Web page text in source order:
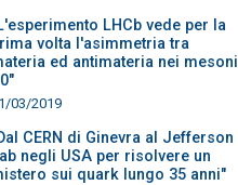
LHCb vede per la
volta l'asimmetria tra
ed antimateria nei mesoni
03/2019
CERN di Ginevra al Jefferson
negli USA per risolvere un
sui quark lungo 35 anni"